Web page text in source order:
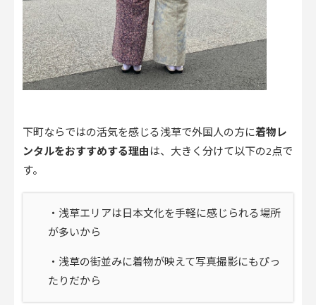
下町ならではの活気を感じる浅草で外国人の方に着物レ
ンタルをおすすめする理由は、大きく分けて以下の2点で
す。
・浅草エリアは日本文化を手軽に感じられる場所
が多いから
・浅草の街並みに着物が映えて写真撮影にもぴっ
たりだから